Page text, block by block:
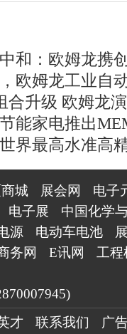
和：欧姆龙携
欧姆龙工业自
合升级 欧姆龙
能家电推出
界最高水准高
城 展会网 电子
电子展
中国化学
源 电动车电池
务网 E讯网 工程
才 联系我们 广